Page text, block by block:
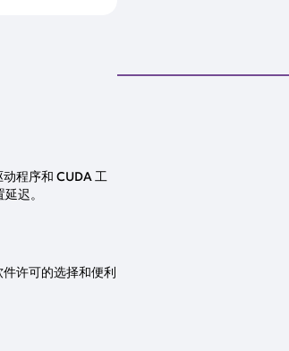
程序和 CUDA 工
迟。
许可的选择和便利